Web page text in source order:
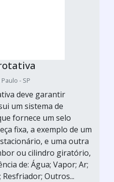
Paulo - SP
deve garantir
um sistema de
fornece um selo
fixa, a exemplo de um
e uma outra
ou cilindro giratório,
de: Água; Vapor; Ar;
Outros...